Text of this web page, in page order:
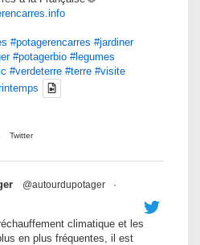
#potagerencarres #jardiner
#potagerbio #legumes
#verdeterre #terre #visite
Twitter
@autourdupotager
·
climatique et les
en plus fréquentes, il est